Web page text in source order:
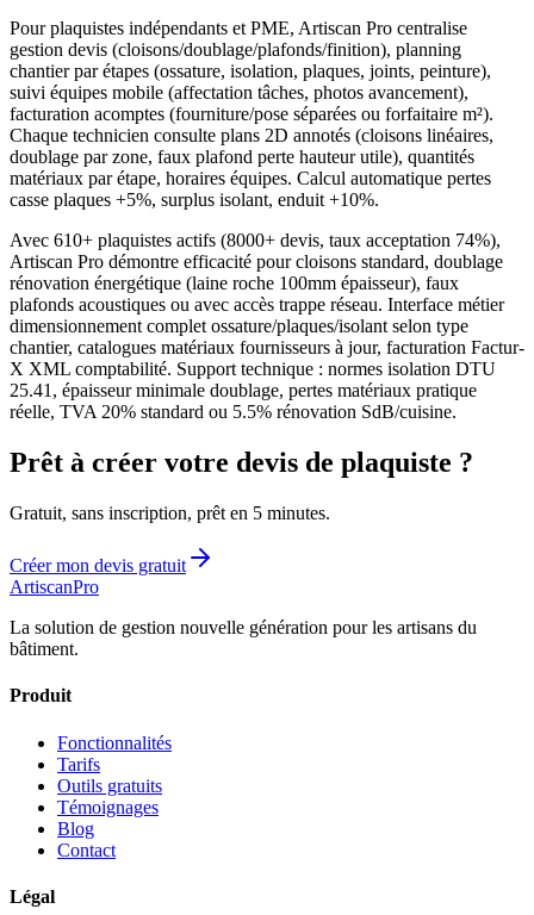
Pour plaquistes indépendants et PME, Artiscan Pro centralise
gestion devis (cloisons/doublage/plafonds/finition), planning
chantier par étapes (ossature, isolation, plaques, joints, peinture),
suivi équipes mobile (affectation tâches, photos avancement),
facturation acomptes (fourniture/pose séparées ou forfaitaire m²).
Chaque technicien consulte plans 2D annotés (cloisons linéaires,
doublage par zone, faux plafond perte hauteur utile), quantités
matériaux par étape, horaires équipes. Calcul automatique pertes
casse plaques +5%, surplus isolant, enduit +10%.
Avec 610+ plaquistes actifs (8000+ devis, taux acceptation 74%),
Artiscan Pro démontre efficacité pour cloisons standard, doublage
rénovation énergétique (laine roche 100mm épaisseur), faux
plafonds acoustiques ou avec accès trappe réseau. Interface métier
dimensionnement complet ossature/plaques/isolant selon type
chantier, catalogues matériaux fournisseurs à jour, facturation Factur-
X XML comptabilité. Support technique : normes isolation DTU
25.41, épaisseur minimale doublage, pertes matériaux pratique
réelle, TVA 20% standard ou 5.5% rénovation SdB/cuisine.
Prêt à créer votre devis de plaquiste ?
Gratuit, sans inscription, prêt en 5 minutes.
Créer mon devis gratuit
ArtiscanPro
La solution de gestion nouvelle génération pour les artisans du
bâtiment.
Produit
Fonctionnalités
Tarifs
Outils gratuits
Témoignages
Blog
Contact
Légal